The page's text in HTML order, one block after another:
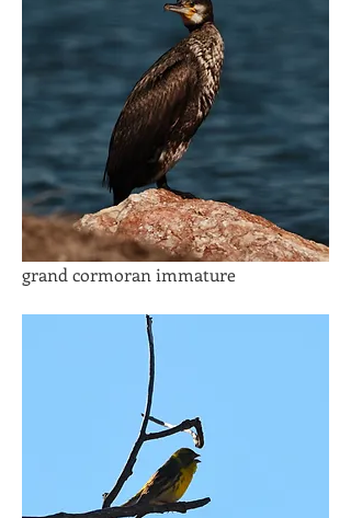
grand cormoran immature